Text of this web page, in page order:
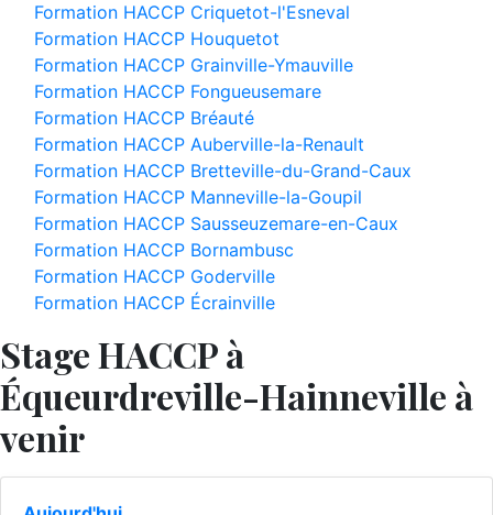
Formation HACCP Criquetot-l'Esneval
Formation HACCP Houquetot
Formation HACCP Grainville-Ymauville
Formation HACCP Fongueusemare
Formation HACCP Bréauté
Formation HACCP Auberville-la-Renault
Formation HACCP Bretteville-du-Grand-Caux
Formation HACCP Manneville-la-Goupil
Formation HACCP Sausseuzemare-en-Caux
Formation HACCP Bornambusc
Formation HACCP Goderville
Formation HACCP Écrainville
Stage HACCP à
Équeurdreville-Hainneville à
venir